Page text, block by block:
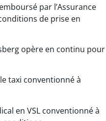
par l’Assurance
de prise en
opère en continu pour
taxi conventionné à
en VSL conventionné à